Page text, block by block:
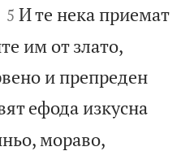


5 И те нека приемат
им от злато,
и препреден
ефода изкусна
мораво,